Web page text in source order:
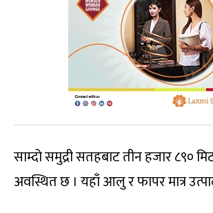
साम्दो समुद्री सतहबाट तीन हजार ८९०
अवस्थित छ । यहाँ आलु र फापर मात्र